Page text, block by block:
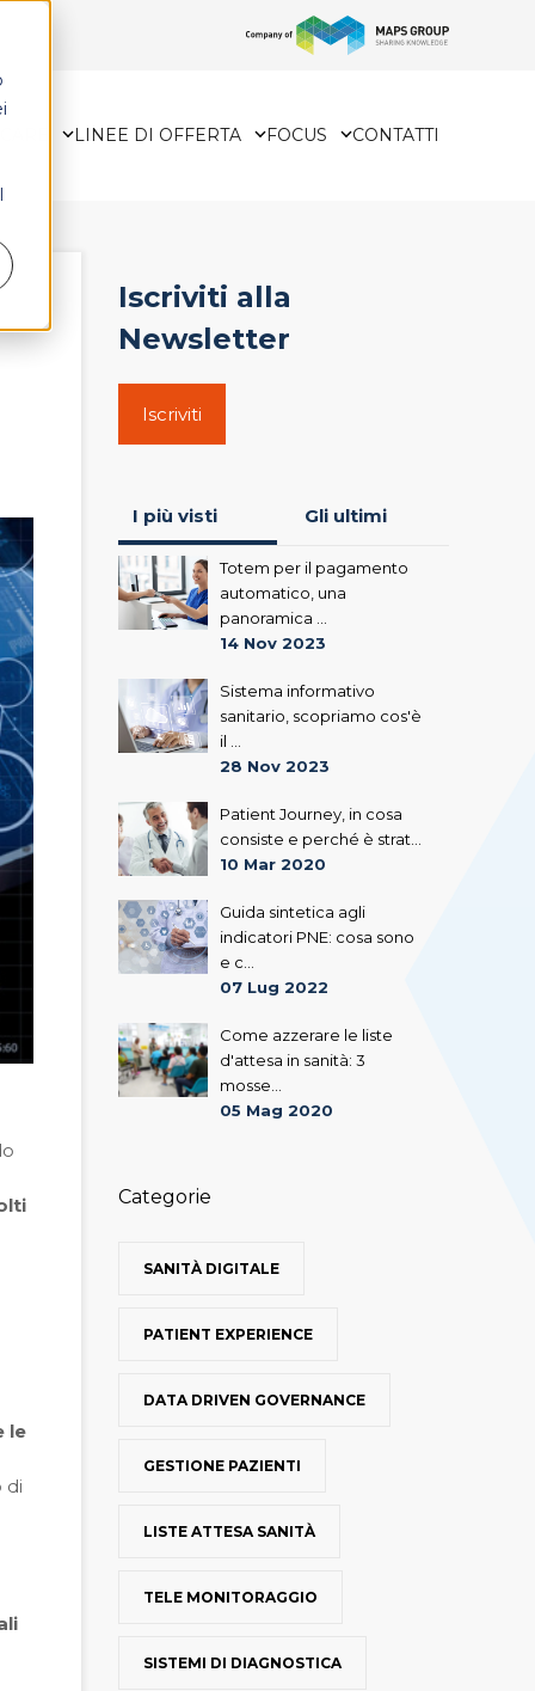
LINEE DI OFFERTA FOCUS CONTATTI
le
di
Iscriviti alla
Newsletter
Iscriviti
I più visti Gli ultimi
Totem per il pagamento
automatico, una
panoramica ...
14 Nov 2023
Sistema informativo
sanitario, scopriamo cos'è
il ...
28 Nov 2023
Patient Journey, in cosa
consiste e perché è strat...
10 Mar 2020
Guida sintetica agli
indicatori PNE: cosa sono
e c...
07 Lug 2022
Come azzerare le liste
d'attesa in sanità: 3
mosse...
05 Mag 2020
Categorie
SANITÀ DIGITALE
PATIENT EXPERIENCE
DATA DRIVEN GOVERNANCE
GESTIONE PAZIENTI
LISTE ATTESA SANITÀ
TELE MONITORAGGIO
SISTEMI DI DIAGNOSTICA